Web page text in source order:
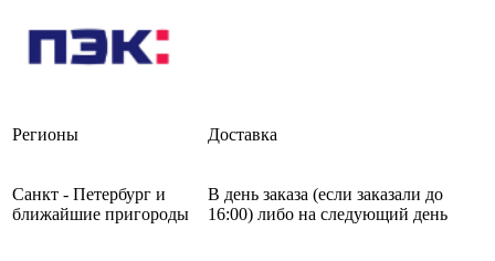
Регионы Доставка
Санкт - Петербург и
ближайшие пригороды
В день заказа (если заказали до
16:00) либо на следующий день